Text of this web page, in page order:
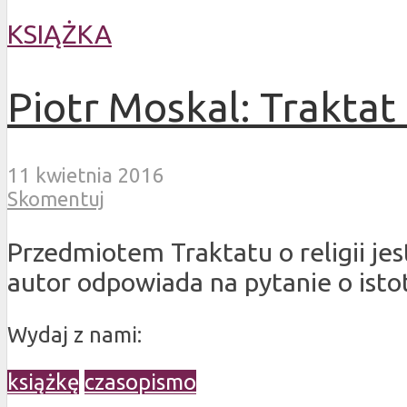
KSIĄŻKA
Piotr Moskal:
11 kwietnia 2016
Skomentuj
Przedmiotem Traktatu o religii
autor odpowiada na pytanie o
Wydaj z nami:
książkę czasopismo